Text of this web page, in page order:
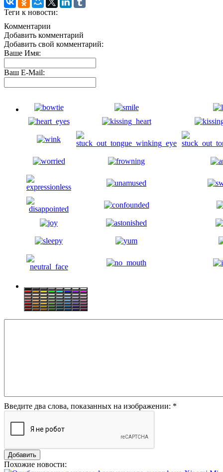
Теги к новости:
Комментарии
Добавить комментарий
Добавить свой комментарий:
Ваше Имя:
Ваш E-Mail:
Введите два слова, показанных на изображении: *
Похожие новости: